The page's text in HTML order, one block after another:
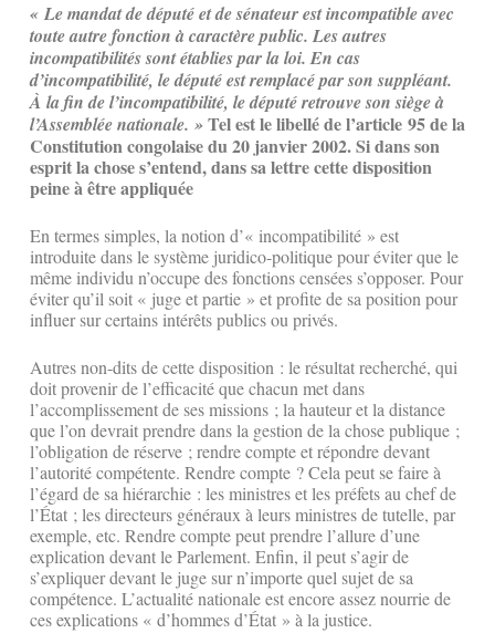
« Le mandat de député et de sénateur est incompatible avec
toute autre fonction à caractère public. Les autres
incompatibilités sont établies par la loi. En cas
d’incompatibilité, le député est remplacé par son suppléant.
À la fin de l’incompatibilité, le député retrouve son siège à
l’Assemblée nationale. » Tel est le libellé de l’article 95 de la
Constitution congolaise du 20 janvier 2002. Si dans son
esprit la chose s’entend, dans sa lettre cette disposition
peine à être appliquée
En termes simples, la notion d’« incompatibilité » est
introduite dans le système juridico-politique pour éviter que le
même individu n’occupe des fonctions censées s’opposer. Pour
éviter qu’il soit « juge et partie » et profite de sa position pour
influer sur certains intérêts publics ou privés.
Autres non-dits de cette disposition : le résultat recherché, qui
doit provenir de l’efficacité que chacun met dans
l’accomplissement de ses missions ; la hauteur et la distance
que l’on devrait prendre dans la gestion de la chose publique ;
l’obligation de réserve ; rendre compte et répondre devant
l’autorité compétente. Rendre compte ? Cela peut se faire à
l’égard de sa hiérarchie : les ministres et les préfets au chef de
l’État ; les directeurs généraux à leurs ministres de tutelle, par
exemple, etc. Rendre compte peut prendre l’allure d’une
explication devant le Parlement. Enfin, il peut s’agir de
s’expliquer devant le juge sur n’importe quel sujet de sa
compétence. L’actualité nationale est encore assez nourrie de
ces explications « d’hommes d’État » à la justice.